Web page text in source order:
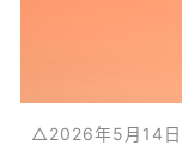
△2026年5月14日